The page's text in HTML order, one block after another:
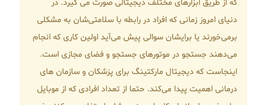
که از طریق ابزارهای مختلف دیجیتالی صورت می گیرد. در
دنیای امروز زمانی که افراد در رابطه با سلامتی‌شان به مشکلی
برمی‌خورند یا برایشان سوالی پیش می‌آید اولین کاری که انجام
می‌دهند جستجو در موتورهای جستجو و فضای مجازی است.
اینجاست که دیجیتال مارکتینگ برای پزشکان و سازمان ‌های
درمانی اهمیت پیدا می‌کند. حتما از تعداد افرادی که از موبایل